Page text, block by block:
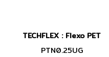
TECHFLEX : Flexo PET
PTN0.25UG